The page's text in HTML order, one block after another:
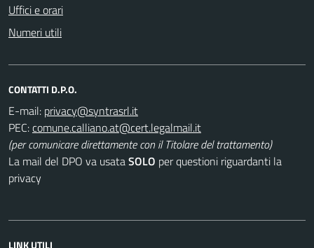
Uffici e orari
Numeri utili
CONTATTI D.P.O.
E-mail:
PEC:
(per comunicare direttamente con il Titolare del trattamento)
La mail del DPO va usataSOLO per questioni riguardanti la
privacy
LINK UTILI